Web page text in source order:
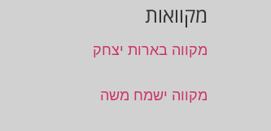
מקוואות
מקווה בארות יצחק
מקווה ישמח משה